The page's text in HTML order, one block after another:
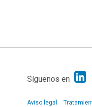
Síguenos en
Aviso legal